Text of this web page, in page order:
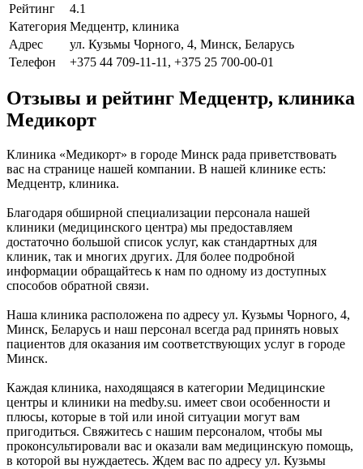
Рейтинг
4.1
Категория Медцентр, клиника
Адрес
ул. Кузьмы Чорного, 4, Минск, Беларусь
Телефон
+375 44 709-11-11, +375 25 700-00-01
Отзывы и рейтинг Медцентр, клиника
Медикорт
Клиника «Медикорт» в городе Минск рада приветствовать
вас на странице нашей компании. В нашей клинике есть:
Медцентр, клиника.
Благодаря обширной специализации персонала нашей
клиники (медицинского центра) мы предоставляем
достаточно большой список услуг, как стандартных для
клиник, так и многих других. Для более подробной
информации обращайтесь к нам по одному из доступных
способов обратной связи.
Наша клиника расположена по адресу ул. Кузьмы Чорного, 4,
Минск, Беларусь и наш персонал всегда рад принять новых
пациентов для оказания им соответствующих услуг в городе
Минск.
Каждая клиника, находящаяся в категории Медицинские
центры и клиники на medby.su. имеет свои особенности и
плюсы, которые в той или иной ситуации могут вам
пригодиться. Свяжитесь с нашим персоналом, чтобы мы
проконсультировали вас и оказали вам медицинскую помощь,
в которой вы нуждаетесь. Ждем вас по адресу ул. Кузьмы